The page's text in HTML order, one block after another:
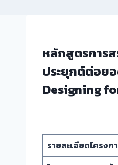
หลักสูตรการ
ประยุกต์ต่อย
Designing
รายละเอียดโครงก